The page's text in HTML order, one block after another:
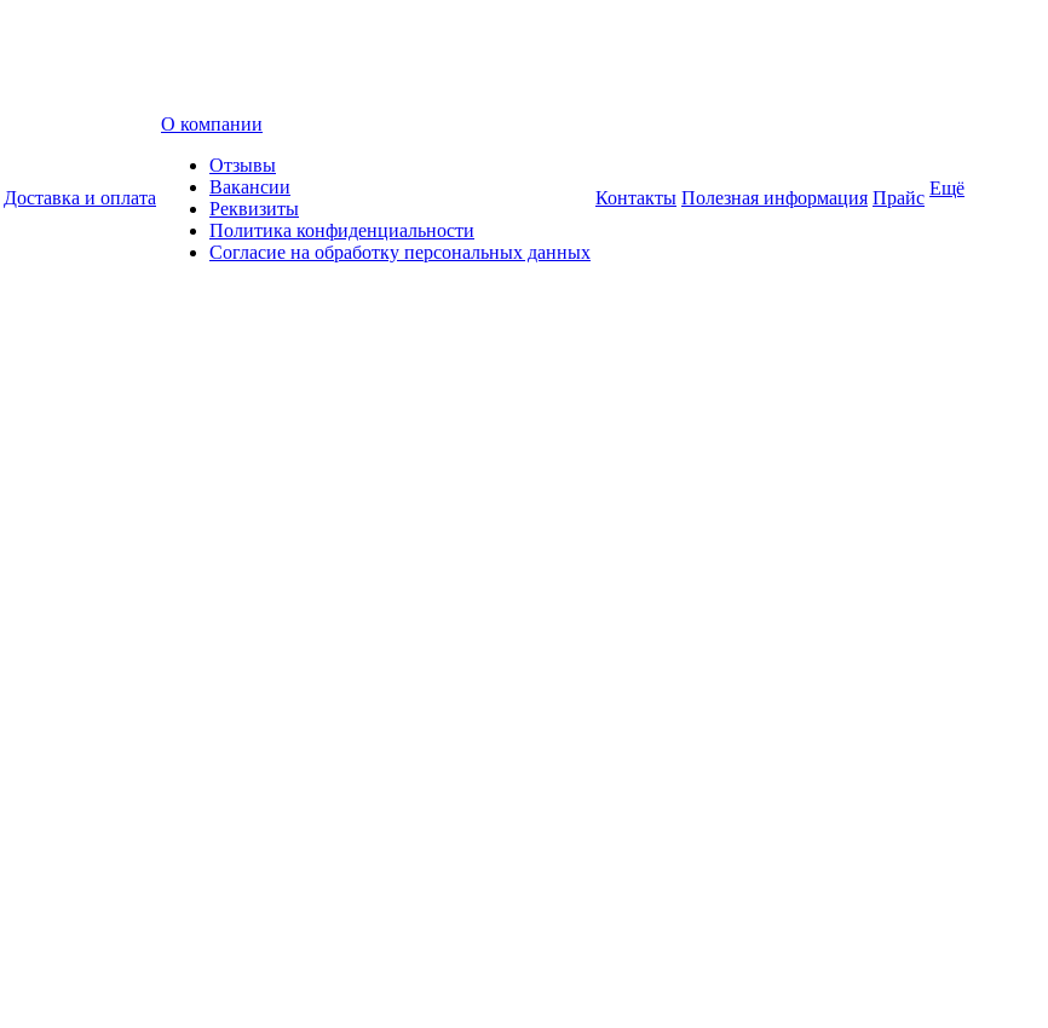
Доставка и оплата
О компании
Отзывы
Вакансии
Реквизиты
Политика конфиденциальности
Согласие на обработку персональных данных
Контакты Полезная информация Прайс Ещё